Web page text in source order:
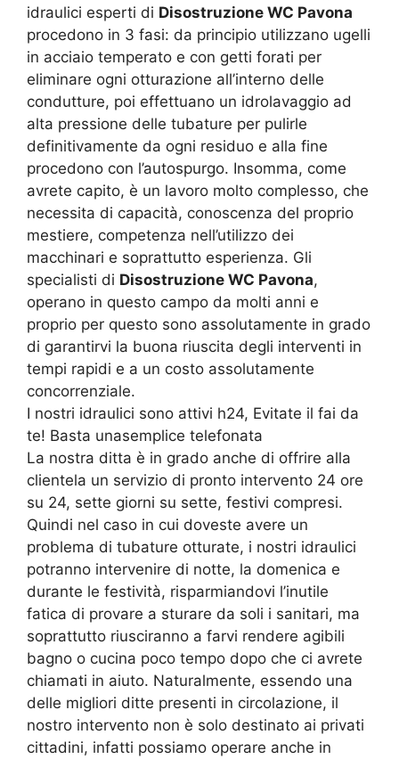
idraulici esperti di Disostruzione WC Pavona
procedono in 3 fasi: da principio utilizzano ugelli
in acciaio temperato e con getti forati per
eliminare ogni otturazione all’interno delle
condutture, poi effettuano un idrolavaggio ad
alta pressione delle tubature per pulirle
definitivamente da ogni residuo e alla fine
procedono con l’autospurgo. Insomma, come
avrete capito, è un lavoro molto complesso, che
necessita di capacità, conoscenza del proprio
mestiere, competenza nell’utilizzo dei
macchinari e soprattutto esperienza. Gli
specialisti di Disostruzione WC Pavona,
operano in questo campo da molti anni e
proprio per questo sono assolutamente in grado
di garantirvi la buona riuscita degli interventi in
tempi rapidi e a un costo assolutamente
concorrenziale.
I nostri idraulici sono attivi h24, Evitate il fai da
te! Basta unasemplice telefonata
La nostra ditta è in grado anche di offrire alla
clientela un servizio di pronto intervento 24 ore
su 24, sette giorni su sette, festivi compresi.
Quindi nel caso in cui doveste avere un
problema di tubature otturate, i nostri idraulici
potranno intervenire di notte, la domenica e
durante le festività, risparmiandovi l’inutile
fatica di provare a sturare da soli i sanitari, ma
soprattutto riusciranno a farvi rendere agibili
bagno o cucina poco tempo dopo che ci avrete
chiamati in aiuto. Naturalmente, essendo una
delle migliori ditte presenti in circolazione, il
nostro intervento non è solo destinato ai privati
cittadini, infatti possiamo operare anche in